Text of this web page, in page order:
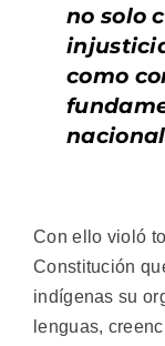
no solo
como
Con ello violó
Constitución
indígenas su
lenguas,